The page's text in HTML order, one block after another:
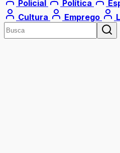
Policial
Política
Cultura
Emprego